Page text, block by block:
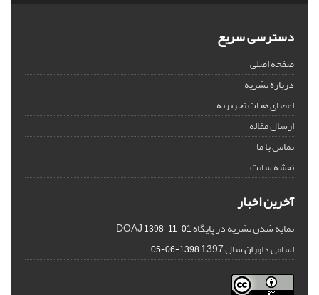
دسترسی سریع
صفحه اصلی
درباره نشریه
اعضای هیات تحریریه
ارسال مقاله
تماس با ما
نقشه سایت
آخرین اخبار
نمایه شدن نشریه در پایگاه DOAJ1398-11-01
اسامی داوران سال 1397 1398-06-05